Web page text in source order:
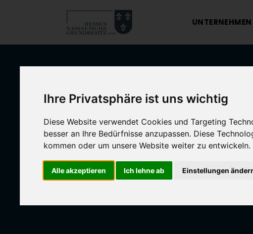
Ihre Privatsphäre ist uns wichtig
Diese Website verwendet Cookies und Targeting
besser an Ihre Bedürfnisse anzupassen. Diese
kommen oder um unsere Website weiter zu entwickeln.
Alle akzeptieren Ich lehne ab Einstellungen
UNTERNEHMEN